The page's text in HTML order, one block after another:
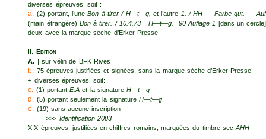
diverses épreuves, soit :
a. (2) portant, l’uneBon à tirer / H—t—g, et l’autre 1. / HH — Farbe gut. —
(main étrangère) Bon à tirer. / 10.4.73 H—t—g. 90 Auflage 1 [dans un cercle]
deux avec la marque sèche d’Erker-Presse
II. Edition
A. | sur vélin de BFK Rives
b. 75 épreuves justifiées et signées, sans la marque sèche d’Erker-Presse
+ diverses épreuves, soit:
c. (1) portantE.A et la signatureH—t—g
d. (5) portant seulement la signatureH—t—g
e. (19) sans aucune inscription
>>> Identification 2003
XIX épreuves, justifiées en chiffres romains, marquées du timbre secAHH